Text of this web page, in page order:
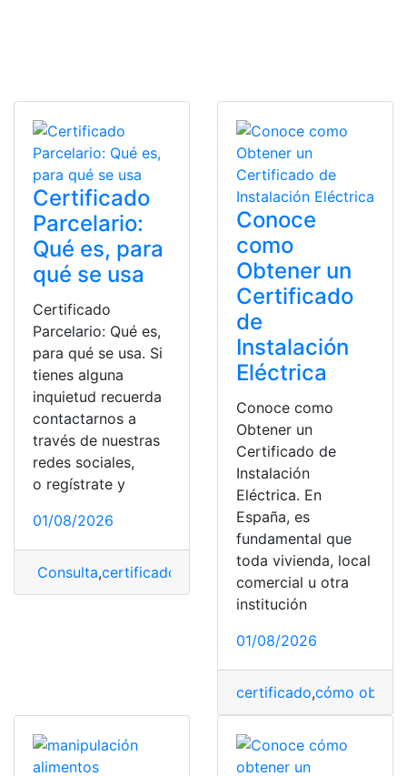
Certificado
Parcelario:
Qué es, para
qué se usa
Certificado
Parcelario: Qué es,
para qué se usa. Si
tienes alguna
inquietud recuerda
contactarnos a
través de nuestras
redes sociales,
o regístrate y
01/08/2026
Consulta,certificado Certificado Parcelario Parcelario
Conoce
como
Obtener un
Certificado
de
Instalación
Eléctrica
Conoce como
Obtener un
Certificado de
Instalación
Eléctrica. En
España, es
fundamental que
toda vivienda, local
comercial u otra
institución
01/08/2026
certificado,cómo